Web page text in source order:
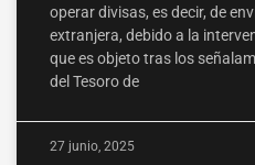
operar divisas, es decir, de
extranjera, debido a la
que es objeto tras los
del Tesoro de
27 junio, 2025